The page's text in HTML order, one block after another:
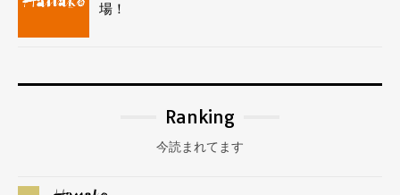
場！
Ranking
今読まれてます